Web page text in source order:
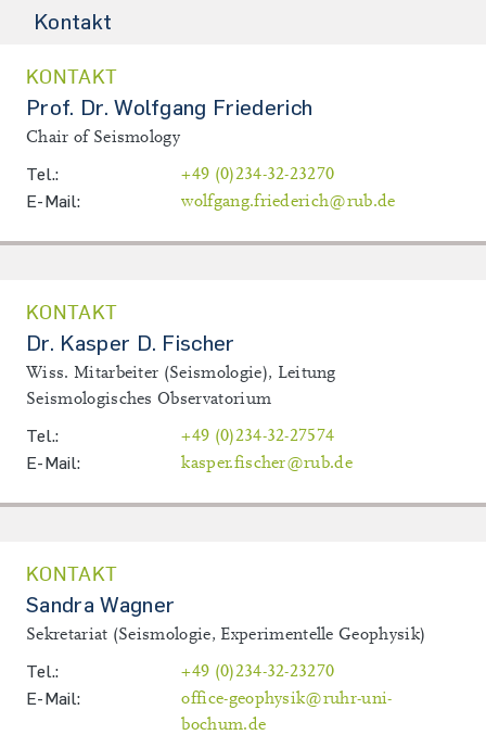
Kontakt
KONTAKT
Prof. Dr. Wolfgang Friederich
Chair of Seismology
Tel.: +49 (0)234-32-23270
E-Mail: wolfgang.friederich@rub.de
KONTAKT
Dr. Kasper D. Fischer
Wiss. Mitarbeiter (Seismologie), Leitung
Seismologisches Observatorium
Tel.: +49 (0)234-32-27574
E-Mail: kasper.fischer@rub.de
KONTAKT
Sandra Wagner
Sekretariat (Seismologie, Experimentelle Geophysik)
Tel.: +49 (0)234-32-23270
E-Mail:
office-geophysik@ruhr-uni-
bochum.de